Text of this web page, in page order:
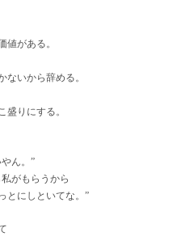
がある。
ないから辞める。
りにする。
ん。”
がもらうから
とにしといてな。”